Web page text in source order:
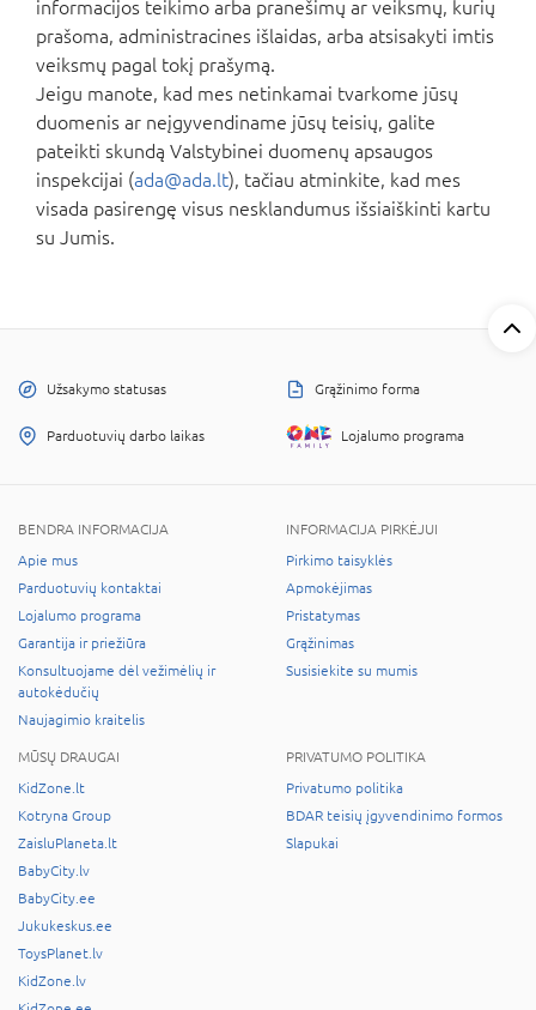
informacijos teikimo arba pranešimų ar veiksmų, kurių
prašoma, administracines išlaidas, arba atsisakyti imtis
veiksmų pagal tokį prašymą.
Jeigu manote, kad mes netinkamai tvarkome jūsų
duomenis ar neįgyvendiname jūsų teisių, galite
pateikti skundą Valstybinei duomenų apsaugos
inspekcijai (ada@ada.lt), tačiau atminkite, kad mes
visada pasirengę visus nesklandumus išsiaiškinti kartu
su Jumis.
Užsakymo statusas Grąžinimo forma
Parduotuvių darbo laikas Lojalumo programa
BENDRA INFORMACIJA
Apie mus
Parduotuvių kontaktai
Lojalumo programa
Garantija ir priežiūra
Konsultuojame dėl vežimėlių ir
autokėdučių
Naujagimio kraitelis
INFORMACIJA PIRKĖJUI
Pirkimo taisyklės
Apmokėjimas
Pristatymas
Grąžinimas
Susisiekite su mumis
MŪSŲ DRAUGAI
KidZone.lt
Kotryna Group
ZaisluPlaneta.lt
BabyCity.lv
BabyCity.ee
Jukukeskus.ee
ToysPlanet.lv
KidZone.lv
PRIVATUMO POLITIKA
Privatumo politika
BDAR teisių įgyvendinimo formos
Slapukai